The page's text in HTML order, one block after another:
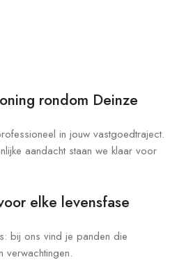
rondom Deinze
in jouw vastgoedtraject.
aandacht staan we klaar voor
elke levensfase
bij ons vind je panden die
verwachtingen.